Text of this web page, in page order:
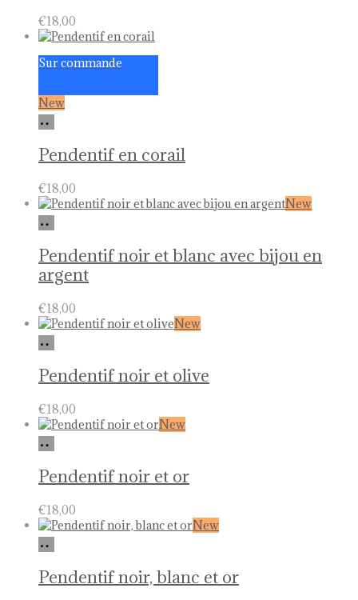
€18,00
Sur commande
New
Ajouter
au
panier
Pendentif en corail
€18,00
New
Ajouter
au
panier
Pendentif noir et blanc avec bijou en
argent
€18,00
New
Ajouter
au
panier
Pendentif noir et olive
€18,00
New
Ajouter
au
panier
Pendentif noir et or
€18,00
New
Ajouter
au
panier
Pendentif noir, blanc et or